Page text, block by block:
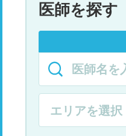
医師を探す